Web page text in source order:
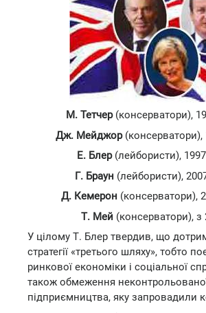
М. Тетчер(консерватори),
Дж. Мейджор(консерватори),
Е. Блер(лейбористи),
Г. Браун (лейбористи),
Д. Кемерон(консерватори),
Т. Мей (консерватори), з
У цілому Т. Блер твердив, що
стратегії «третього шляху», тобто
ринкової економіки і соціальної
також обмеження
підприємництва, яку запровадили